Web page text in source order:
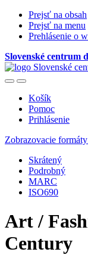
Prejsť na obsah
Prejsť na menu
Prehlásenie o
Slovenské centrum
Košík
Pomoc
Prihlásenie
Zobrazovacie
Skrátený
Podrobný
MARC
ISO690
Art /
Century